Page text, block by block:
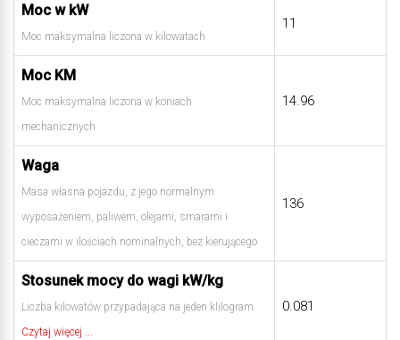
Moc w kW
Moc maksymalna liczona w kilowatach
11
Moc KM
Moc maksymalna liczona w koniach
mechanicznych
14.96
Waga
Masa własna pojazdu, z jego normalnym
wyposażeniem, paliwem, olejami, smarami i
cieczami w ilościach nominalnych, bez kierującego
136
Stosunek mocy do wagi kW/kg
Liczba kilowatów przypadająca na jeden klilogram.
Czytaj więcej ...
0.081